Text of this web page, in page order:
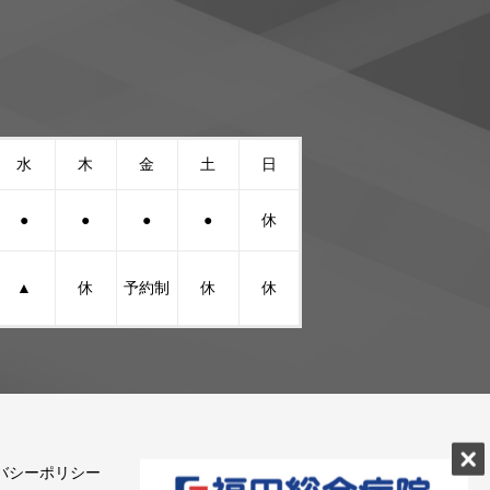
水 木 金 土 日
● ● ● ● 休
▲ 休 予約制 休 休
シーポリシー